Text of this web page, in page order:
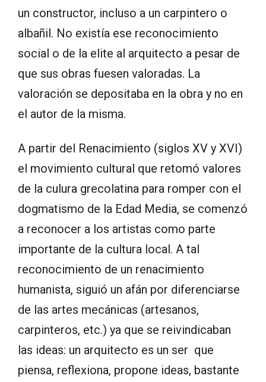
un constructor, incluso a un carpintero o
albañil. No existía ese reconocimiento
social o de la elite al arquitecto a pesar de
que sus obras fuesen valoradas. La
valoración se depositaba en la obra y no en
el autor de la misma.
A partir del Renacimiento (siglos XV y XVI)
el movimiento cultural que retomó valores
de la culura grecolatina para romper con el
dogmatismo de la Edad Media, se comenzó
a reconocer a los artistas como parte
importante de la cultura local. A tal
reconocimiento de un renacimiento
humanista, siguió un afán por diferenciarse
de las artes mecánicas (artesanos,
carpinteros, etc.) ya que se reivindicaban
las ideas: un arquitecto es un ser que
piensa, reflexiona, propone ideas, bastante